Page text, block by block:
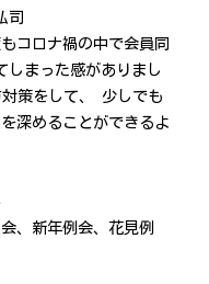
司
もコロ ナ禍の中で会員同
しまった感がありまし
対策をして、 少しでも
深める ことができるよ
、 新年例会、 花見例